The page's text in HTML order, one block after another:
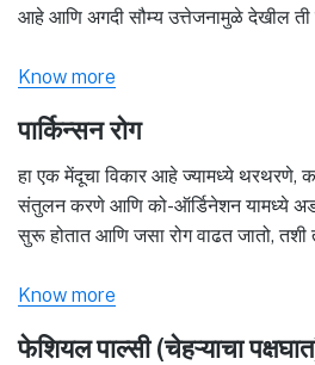
आहे आणि अगदी सौम्य उत्तेजनामुळे देखील
Know more
पार्किन्सन रोग
हा एक मेंदूचा विकार आहे ज्यामध्ये
संतुलन करणे आणि को-ऑर्डिनेशन यामध्ये
सुरू होतात आणि जसा रोग वाढत जातो, तशी
Know more
फेशियल पाल्सी (चेहऱ्याचा